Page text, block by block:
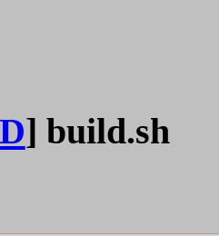
] build.sh